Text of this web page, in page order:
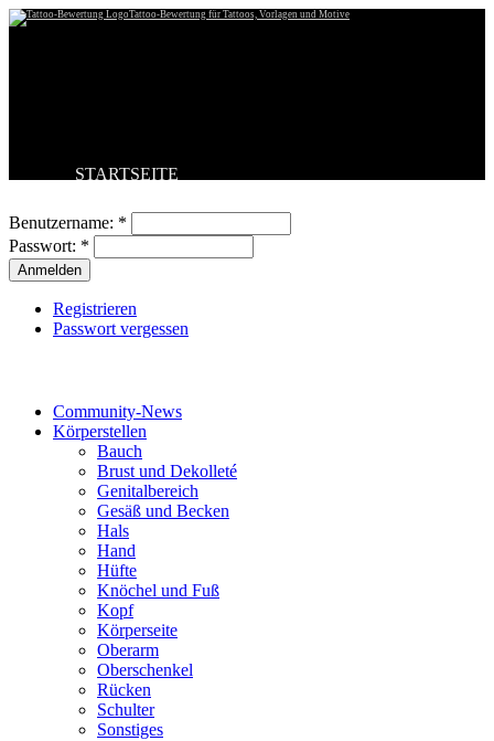
Tattoo-Bewertung für Tattoos, Vorlagen und Motive
STARTSEITE
BESTE TATTOOS
NEUESTE TATTOOS
KOMMENTARE
FORUM
Benutzername: *
Passwort: *
Registrieren
Passwort vergessen
Community-News
Körperstellen
Bauch
Brust und Dekolleté
Genitalbereich
Gesäß und Becken
Hals
Hand
Hüfte
Knöchel und Fuß
Kopf
Körperseite
Oberarm
Oberschenkel
Rücken
Schulter
Sonstiges